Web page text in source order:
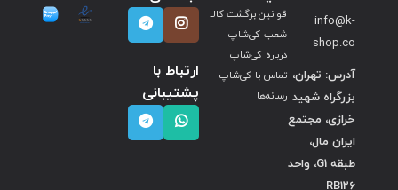
info@k-
shop.co
آدرس: تهران،
بزرگراه شهید
خرازی، مجتمع
ایران مال،
طبقه G1، واحد
RB126
قوانین برگشت کالا
شعب کی‌شاپ
درباره کی‌شاپ
تماس با کی‌شاپ
رسانه‌ها
ارتباط با
پشتیبانی